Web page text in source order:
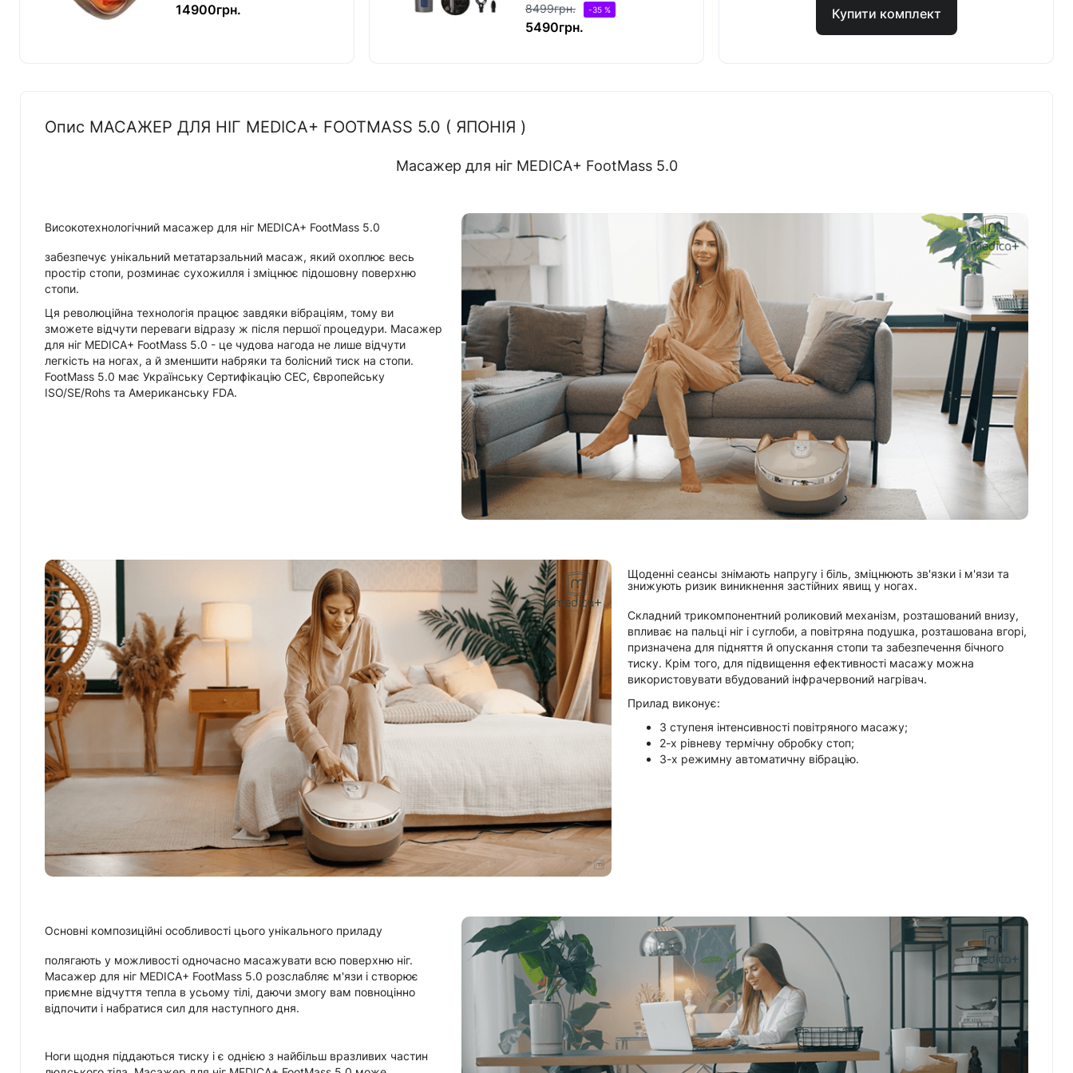
14900грн. 8499грн. -35 %
5490грн.
Купити комплект
Опис МАСАЖЕР ДЛЯ НІГ MEDICA+ FOOTMASS 5.0 ( ЯПОНІЯ )
Масажер для ніг MEDICA+ FootMass 5.0
Високотехнологічний масажер для ніг MEDICA+ FootMass 5.0
забезпечує унікальний метатарзальний масаж, який охоплює весь
простір стопи, розминає сухожилля і зміцнює підошовну поверхню
стопи.
Ця революційна технологія працює завдяки вібраціям, тому ви
зможете відчути переваги відразу ж після першої процедури. Масажер
для ніг MEDICA+ FootMass 5.0 - це чудова нагода не лише відчути
легкість на ногах, а й зменшити набряки та болісний тиск на стопи.
FootMass 5.0 має Українську Сертифікацію СЕС, Європейську
ISO/SE/Rohs та Американську FDA.
Щоденні сеансы знімають напругу і біль, зміцнюють зв'язки і м'язи та
знижують ризик виникнення застійних явищ у ногах.
Складний трикомпонентний роликовий механізм, розташований внизу,
впливає на пальці ніг і суглоби, а повітряна подушка, розташована вгорі,
призначена для підняття й опускання стопи та забезпечення бічного
тиску. Крім того, для підвищення ефективності масажу можна
використовувати вбудований інфрачервоний нагрівач.
Прилад виконує:
3 ступеня інтенсивності повітряного масажу;
2-х рівневу термічну обробку стоп;
3-х режимну автоматичну вібрацію.
Основні композиційні особливості цього унікального приладу
полягають у можливості одночасно масажувати всю поверхню ніг.
Масажер для ніг MEDICA+ FootMass 5.0 розслабляє м'язи і створює
приємне відчуття тепла в усьому тілі, даючи змогу вам повноцінно
відпочити і набратися сил для наступного дня.
Ноги щодня піддаються тиску і є однією з найбільш вразливих частин